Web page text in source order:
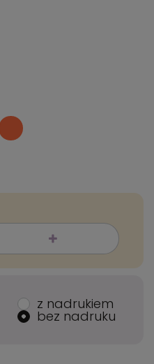
z nadrukiem
bez nadruku